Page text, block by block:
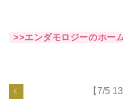
>>エンダモロジーのホー
【7/5